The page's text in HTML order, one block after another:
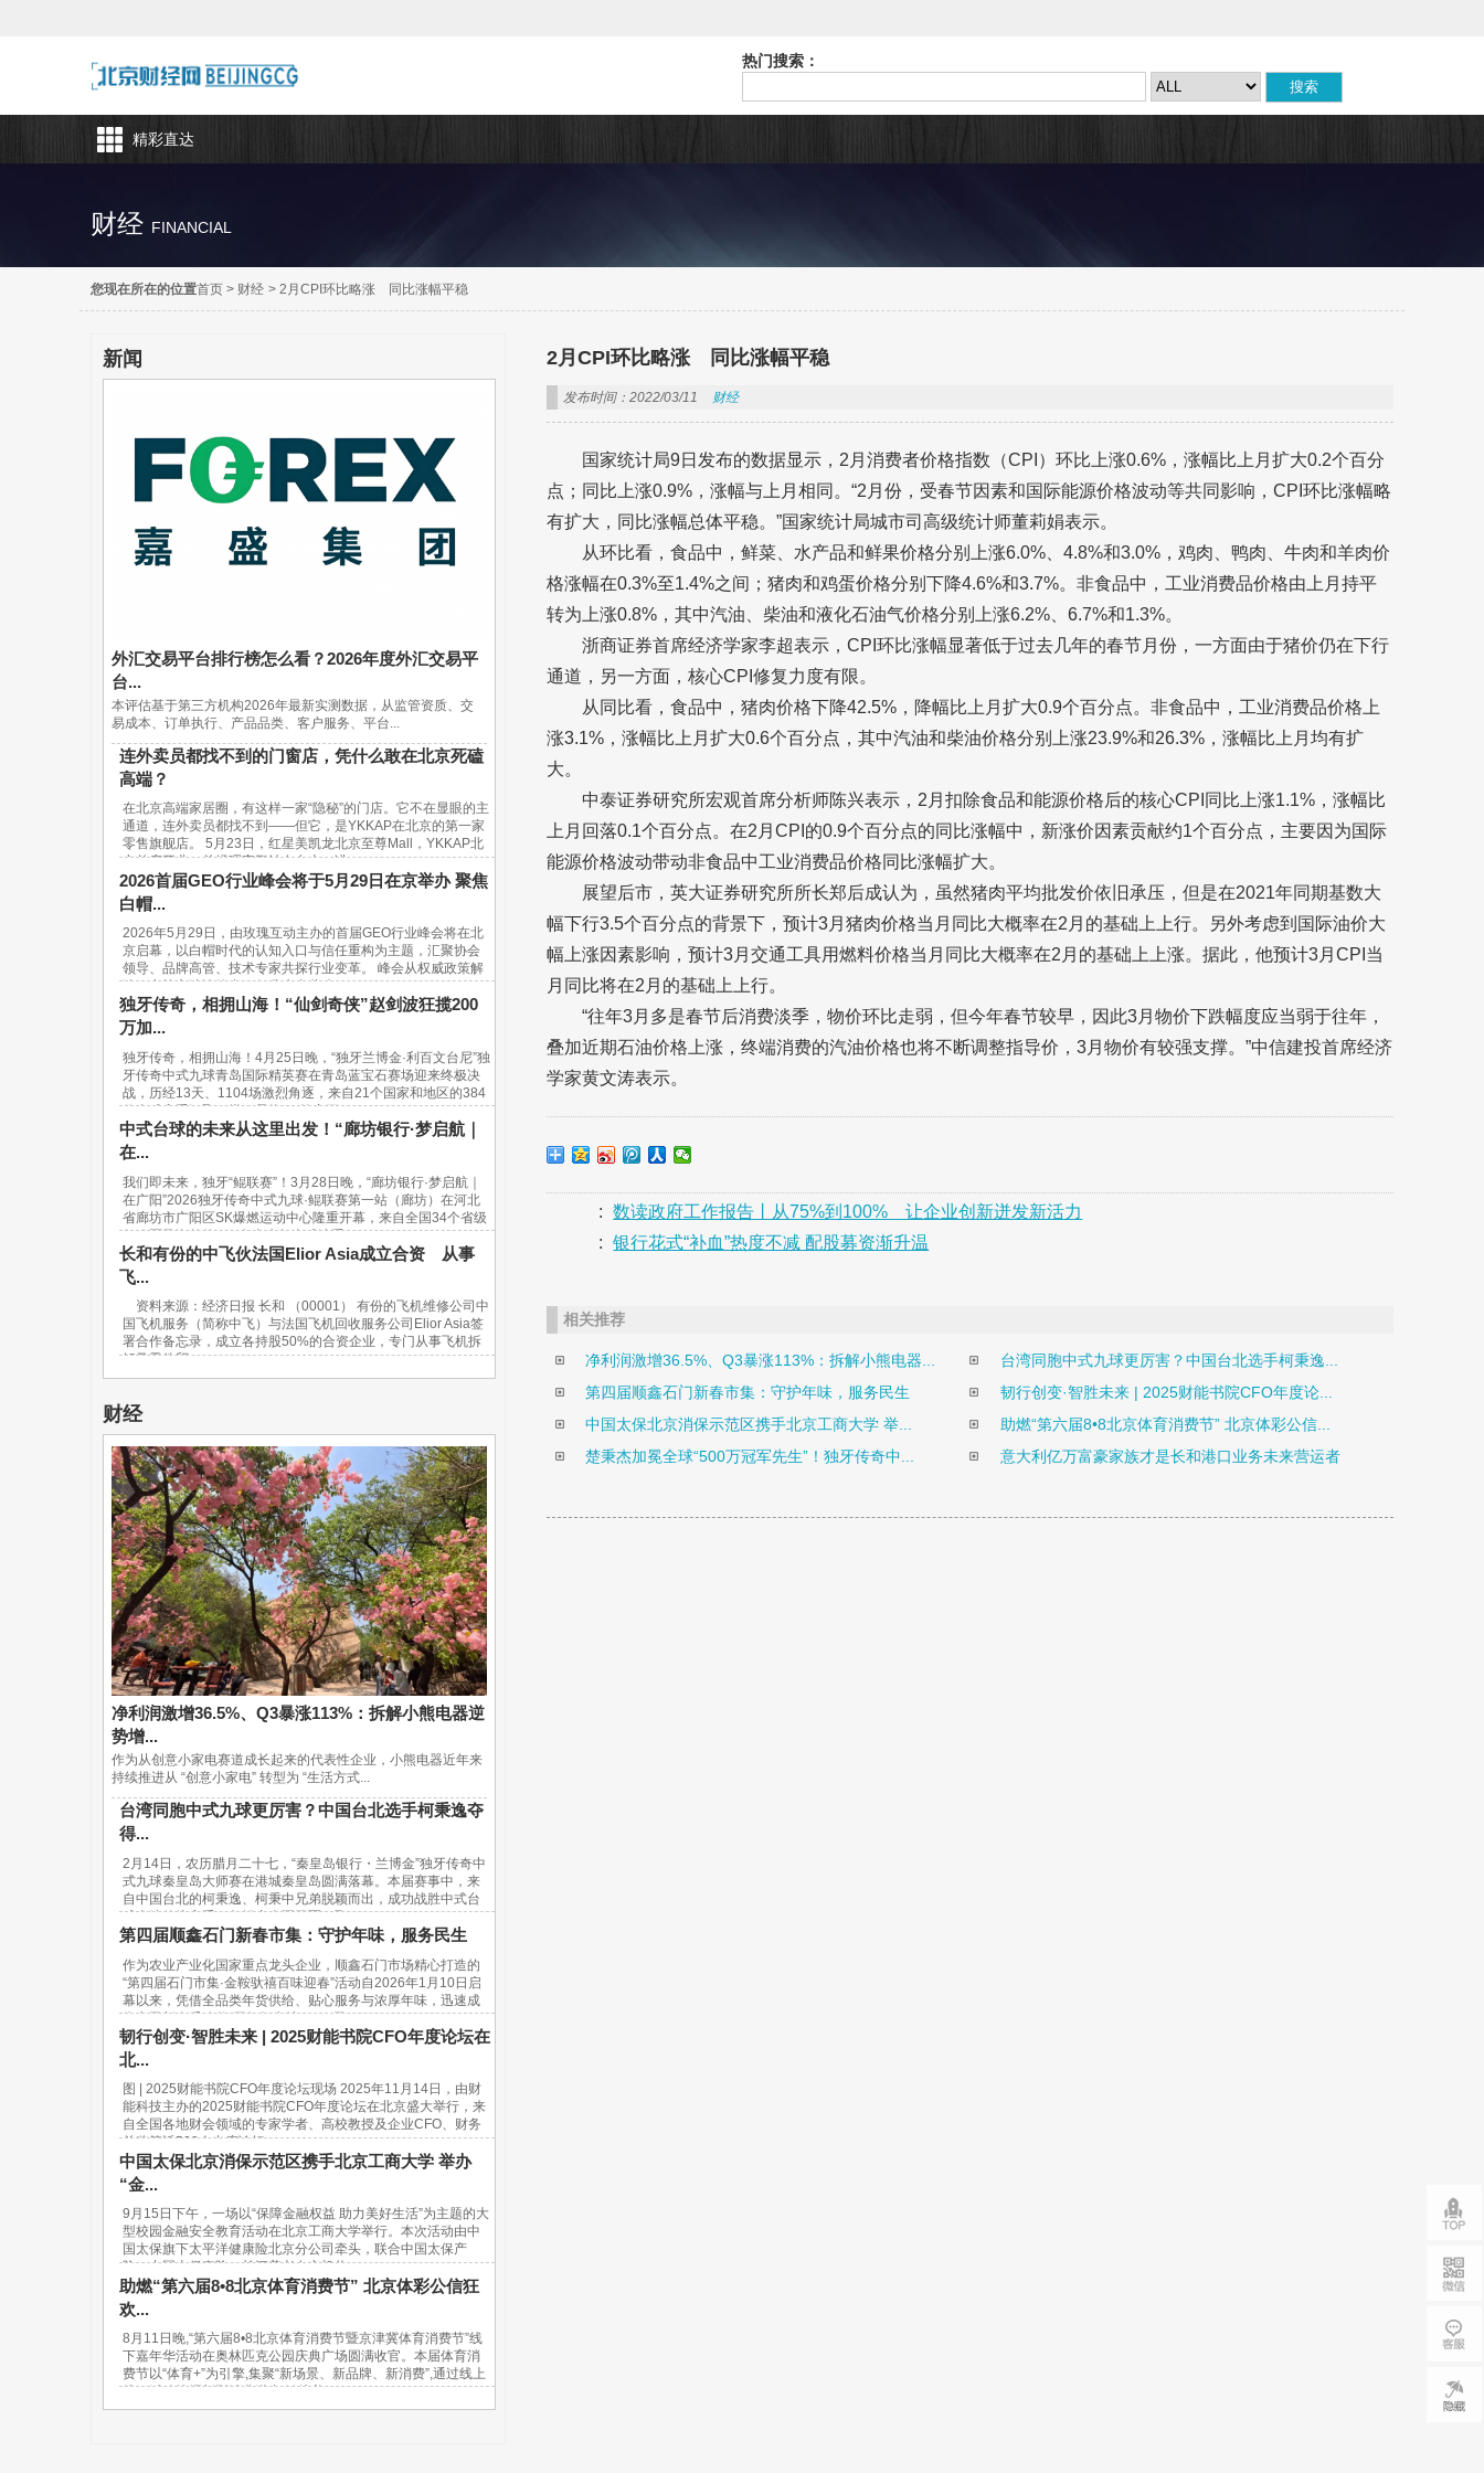
热门搜索：
精彩直达
财经 FINANCIAL
您现在所在的位置首页 > 财经 > 2月CPI环比略涨 同比涨幅平稳
新闻
外汇交易平台排行榜怎么看？2026年度外汇交易平
台...
本评估基于第三方机构2026年最新实测数据，从监管资质、交
易成本、订单执行、产品品类、客户服务、平台...
连外卖员都找不到的门窗店，凭什么敢在北京死磕
高端？
在北京高端家居圈，有这样一家“隐秘”的门店。它不在显眼的主
通道，连外卖员都找不到——但它，是YKKAP在北京的第一家
零售旗舰店。 5月23日，红星美凯龙北京至尊Mall，YKKAP北
京首店开业。总经理宋鹏站在台上，讲...
2026首届GEO行业峰会将于5月29日在京举办 聚焦
白帽...
2026年5月29日，由玫瑰互动主办的首届GEO行业峰会将在北
京启幕，以白帽时代的认知入口与信任重构为主题，汇聚协会
领导、品牌高管、技术专家共探行业变革。 峰会从权威政策解
读、实战方法论输出、行业生态共建...
独牙传奇，相拥山海！“仙剑奇侠”赵剑波狂揽200
万加...
独牙传奇，相拥山海！4月25日晚，“独牙兰博金·利百文台尼”独
牙传奇中式九球青岛国际精英赛在青岛蓝宝石赛场迎来终极决
战，历经13天、1104场激烈角逐，来自21个国家和地区的384
位台球高手汇聚一堂，最终，“软塞王...
中式台球的未来从这里出发！“廊坊银行·梦启航｜
在...
我们即未来，独牙“鲲联赛”！3月28日晚，“廊坊银行·梦启航｜
在广阳”2026独牙传奇中式九球·鲲联赛第一站（廊坊）在河北
省廊坊市广阳区SK爆燃运动中心隆重开幕，来自全国34个省级
行政区及海外的940名青少年台球选手...
长和有份的中飞伙法国Elior Asia成立合资 从事
飞...
资料来源：经济日报 长和 （00001） 有份的飞机维修公司中
国飞机服务（简称中飞）与法国飞机回收服务公司Elior Asia签
署合作备忘录，成立各持股50%的合资企业，专门从事飞机拆
解及零件贸...
财经
净利润激增36.5%、Q3暴涨113%：拆解小熊电器逆
势增...
作为从创意小家电赛道成长起来的代表性企业，小熊电器近年来
持续推进从 “创意小家电” 转型为 “生活方式...
台湾同胞中式九球更厉害？中国台北选手柯秉逸夺
得...
2月14日，农历腊月二十七，“秦皇岛银行・兰博金”独牙传奇中
式九球秦皇岛大师赛在港城秦皇岛圆满落幕。本届赛事中，来
自中国台北的柯秉逸、柯秉中兄弟脱颖而出，成功战胜中式台
球内地传统高手，包揽赛事冠亚军，取...
第四届顺鑫石门新春市集：守护年味，服务民生
作为农业产业化国家重点龙头企业，顺鑫石门市场精心打造的
“第四届石门市集·金鞍驮禧百味迎春”活动自2026年1月10日启
幕以来，凭借全品类年货供给、贴心服务与浓厚年味，迅速成
为市民新春采购的“网红打卡地”。37天...
韧行创变·智胜未来 | 2025财能书院CFO年度论坛在
北...
图 | 2025财能书院CFO年度论坛现场 2025年11月14日，由财
能科技主办的2025财能书院CFO年度论坛在北京盛大举行，来
自全国各地财会领域的专家学者、高校教授及企业CFO、财务
总监等近500人出席论坛。...
中国太保北京消保示范区携手北京工商大学 举办
“金...
9月15日下午，一场以“保障金融权益 助力美好生活”为主题的大
型校园金融安全教育活动在北京工商大学举行。本次活动由中
国太保旗下太平洋健康险北京分公司牵头，联合中国太保产
险、中国太保寿险、长江养老在京机构...
助燃“第六届8•8北京体育消费节” 北京体彩公信狂
欢...
8月11日晚,“第六届8•8北京体育消费节暨京津冀体育消费节”线
下嘉年华活动在奥林匹克公园庆典广场圆满收官。本届体育消
费节以“体育+”为引擎,集聚“新场景、新品牌、新消费”,通过线上
线下活动挖掘新型消费潜力,链接美...
2月CPI环比略涨 同比涨幅平稳
发布时间：2022/03/11 财经
国家统计局9日发布的数据显示，2月消费者价格指数（CPI）环比上涨0.6%，涨幅比上月扩大0.2个百分
点；同比上涨0.9%，涨幅与上月相同。“2月份，受春节因素和国际能源价格波动等共同影响，CPI环比涨幅略
有扩大，同比涨幅总体平稳。”国家统计局城市司高级统计师董莉娟表示。
从环比看，食品中，鲜菜、水产品和鲜果价格分别上涨6.0%、4.8%和3.0%，鸡肉、鸭肉、牛肉和羊肉价
格涨幅在0.3%至1.4%之间；猪肉和鸡蛋价格分别下降4.6%和3.7%。非食品中，工业消费品价格由上月持平
转为上涨0.8%，其中汽油、柴油和液化石油气价格分别上涨6.2%、6.7%和1.3%。
浙商证券首席经济学家李超表示，CPI环比涨幅显著低于过去几年的春节月份，一方面由于猪价仍在下行
通道，另一方面，核心CPI修复力度有限。
从同比看，食品中，猪肉价格下降42.5%，降幅比上月扩大0.9个百分点。非食品中，工业消费品价格上
涨3.1%，涨幅比上月扩大0.6个百分点，其中汽油和柴油价格分别上涨23.9%和26.3%，涨幅比上月均有扩
大。
中泰证券研究所宏观首席分析师陈兴表示，2月扣除食品和能源价格后的核心CPI同比上涨1.1%，涨幅比
上月回落0.1个百分点。在2月CPI的0.9个百分点的同比涨幅中，新涨价因素贡献约1个百分点，主要因为国际
能源价格波动带动非食品中工业消费品价格同比涨幅扩大。
展望后市，英大证券研究所所长郑后成认为，虽然猪肉平均批发价依旧承压，但是在2021年同期基数大
幅下行3.5个百分点的背景下，预计3月猪肉价格当月同比大概率在2月的基础上上行。另外考虑到国际油价大
幅上涨因素影响，预计3月交通工具用燃料价格当月同比大概率在2月的基础上上涨。据此，他预计3月CPI当
月同比将在2月的基础上上行。
“往年3月多是春节后消费淡季，物价环比走弱，但今年春节较早，因此3月物价下跌幅度应当弱于往年，
叠加近期石油价格上涨，终端消费的汽油价格也将不断调整指导价，3月物价有较强支撑。”中信建投首席经济
学家黄文涛表示。
:
数读政府工作报告丨从75%到100% 让企业创新迸发新活力
:
银行花式“补血”热度不减 配股募资渐升温
相关推荐
净利润激增36.5%、Q3暴涨113%：拆解小熊电器...
台湾同胞中式九球更厉害？中国台北选手柯秉逸...
第四届顺鑫石门新春市集：守护年味，服务民生
韧行创变·智胜未来 | 2025财能书院CFO年度论...
中国太保北京消保示范区携手北京工商大学 举...
助燃“第六届8•8北京体育消费节” 北京体彩公信...
楚秉杰加冕全球“500万冠军先生”！独牙传奇中...
意大利亿万富豪家族才是长和港口业务未来营运者